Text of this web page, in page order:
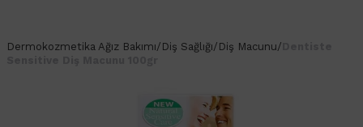
Dermokozmetika Ağız Bakımı/ Diş Sağlığı/ Diş Macunu/